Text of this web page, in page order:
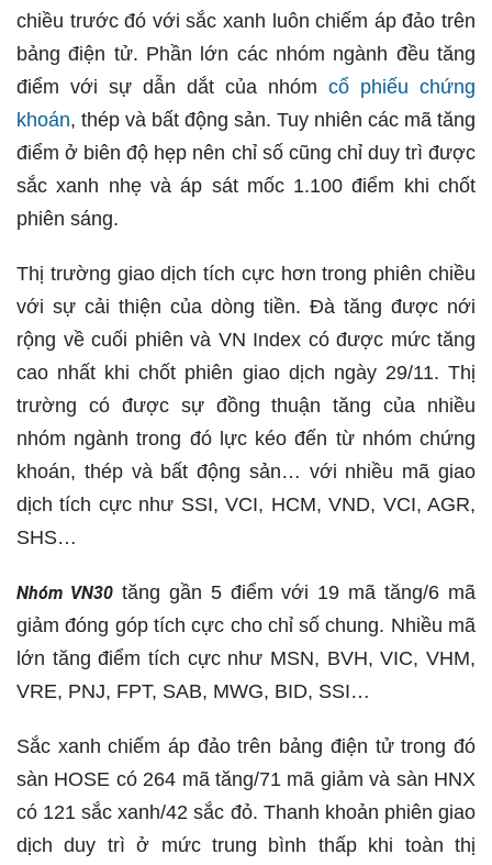
chiều trước đó với sắc xanh luôn chiếm áp đảo trên
bảng điện tử. Phần lớn các nhóm ngành đều tăng
điểm với sự dẫn dắt của nhóm cổ phiếu chứng
khoán, thép và bất động sản. Tuy nhiên các mã tăng
điểm ở biên độ hẹp nên chỉ số cũng chỉ duy trì được
sắc xanh nhẹ và áp sát mốc 1.100 điểm khi chốt
phiên sáng.
Thị trường giao dịch tích cực hơn trong phiên chiều
với sự cải thiện của dòng tiền. Đà tăng được nới
rộng về cuối phiên và VN Index có được mức tăng
cao nhất khi chốt phiên giao dịch ngày 29/11. Thị
trường có được sự đồng thuận tăng của nhiều
nhóm ngành trong đó lực kéo đến từ nhóm chứng
khoán, thép và bất động sản… với nhiều mã giao
dịch tích cực như SSI, VCI, HCM, VND, VCI, AGR,
SHS…
Nhóm VN30tăng gần 5 điểm với 19 mã tăng/6 mã
giảm đóng góp tích cực cho chỉ số chung. Nhiều mã
lớn tăng điểm tích cực như MSN, BVH, VIC, VHM,
VRE, PNJ, FPT, SAB, MWG, BID, SSI…
Sắc xanh chiếm áp đảo trên bảng điện tử trong đó
sàn HOSE có 264 mã tăng/71 mã giảm và sàn HNX
có 121 sắc xanh/42 sắc đỏ. Thanh khoản phiên giao
dịch duy trì ở mức trung bình thấp khi toàn thị